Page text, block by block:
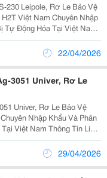
230 Leipole, Rơ Le Bảo Vệ
Tự Động Hóa Tại Việt Nam
Email:
22/04/2026
3051 Univer, Rơ Le
Univer, Rơ Le Bảo Vệ
Thông Tin Liên
Sale18.H2T@Gmail.com Hht-H2T Vietnam Chuyên...
29/04/2026